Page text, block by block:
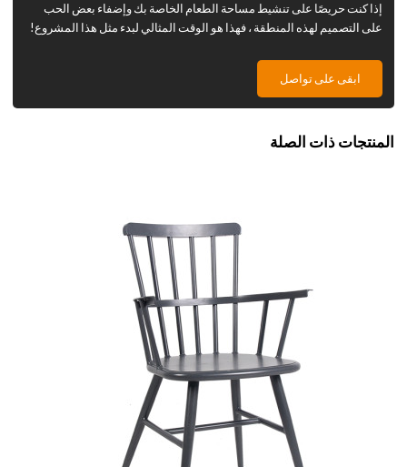
إذا كنت حريصًا على تنشيط مساحة الطعام الخاصة بك وإضفاء بعض الحب
على التصميم لهذه المنطقة ، فهذا هو الوقت المثالي لبدء مثل هذا المشروع!
ابقى على تواصل
المنتجات ذات الصلة